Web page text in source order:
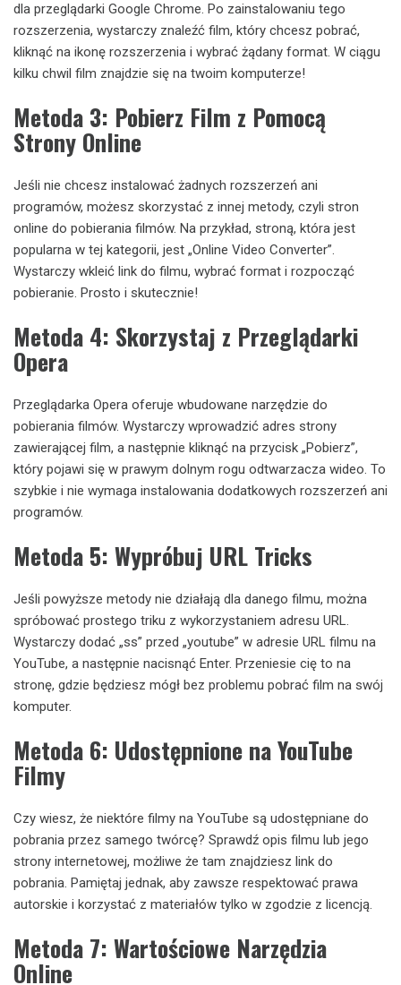
dla przeglądarki Google Chrome. Po zainstalowaniu tego
rozszerzenia, wystarczy znaleźć film, który chcesz pobrać,
kliknąć na ikonę rozszerzenia i wybrać żądany format. W ciągu
kilku chwil film znajdzie się na twoim komputerze!
Metoda 3: Pobierz Film z Pomocą
Strony Online
Jeśli nie chcesz instalować żadnych rozszerzeń ani
programów, możesz skorzystać z innej metody, czyli stron
online do pobierania filmów. Na przykład, stroną, która jest
popularna w tej kategorii, jest „Online Video Converter”.
Wystarczy wkleić link do filmu, wybrać format i rozpocząć
pobieranie. Prosto i skutecznie!
Metoda 4: Skorzystaj z Przeglądarki
Opera
Przeglądarka Opera oferuje wbudowane narzędzie do
pobierania filmów. Wystarczy wprowadzić adres strony
zawierającej film, a następnie kliknąć na przycisk „Pobierz”,
który pojawi się w prawym dolnym rogu odtwarzacza wideo. To
szybkie i nie wymaga instalowania dodatkowych rozszerzeń ani
programów.
Metoda 5: Wypróbuj URL Tricks
Jeśli powyższe metody nie działają dla danego filmu, można
spróbować prostego triku z wykorzystaniem adresu URL.
Wystarczy dodać „ss” przed „youtube” w adresie URL filmu na
YouTube, a następnie nacisnąć Enter. Przeniesie cię to na
stronę, gdzie będziesz mógł bez problemu pobrać film na swój
komputer.
Metoda 6: Udostępnione na YouTube
Filmy
Czy wiesz, że niektóre filmy na YouTube są udostępniane do
pobrania przez samego twórcę? Sprawdź opis filmu lub jego
strony internetowej, możliwe że tam znajdziesz link do
pobrania. Pamiętaj jednak, aby zawsze respektować prawa
autorskie i korzystać z materiałów tylko w zgodzie z licencją.
Metoda 7: Wartościowe Narzędzia
Online